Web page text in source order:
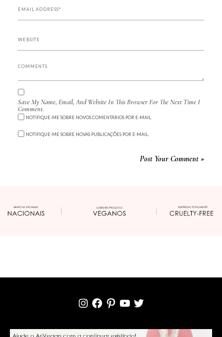
Save My Name, Email, And Website In This Browser For The Next Time I
Comment.
NOTIFIQUE-ME SOBRE NOVOS COMENTÁRIOS POR E-MAIL.
NOTIFIQUE-ME SOBRE NOVAS PUBLICAÇÕES POR E-MAIL.
INSTAGRAM
FACEBOOK
PINTEREST
YOUTUBETWITTER